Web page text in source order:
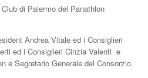
di Palermo del Panathlon
Andrea Vitale ed i Consiglieri
ed i Consiglieri Cinzia Valenti e
e Segretario Generale del Consorzio.